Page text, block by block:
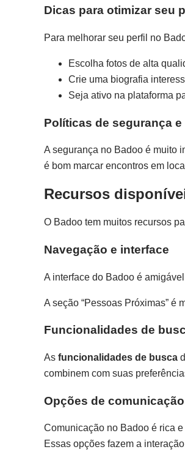
Dicas para otimizar seu
Para melhorar seu perfil no
Escolha fotos de alta
Crie uma biografia
Seja ativo na plataforma
Políticas de segurança
A segurança no Badoo é muito
é bom marcar encontros em
Recursos
O Badoo tem muitos recursos
Navegação e interface
A interface do Badoo é
A seção “Pessoas Próximas” é
Funcionalidades de
As funcionalidades de busca
combinem com suas
Opções de comunicação
Comunicação no Badoo é rica
Essas opções fazem a